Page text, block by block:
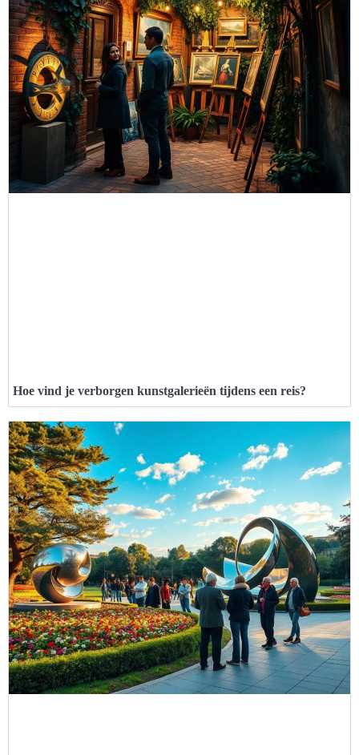
Hoe vind je verborgen kunstgalerieën tijdens een reis?